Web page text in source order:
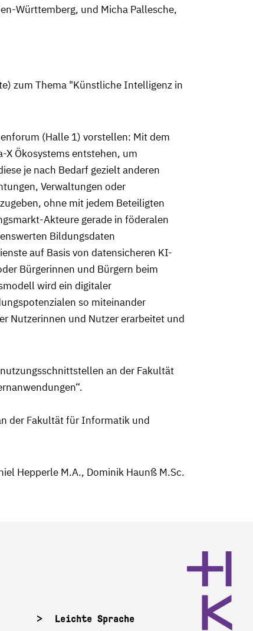
Württemberg, und Micha Pallesche,
zum Thema "Künstliche Intelligenz in
(Halle 1) vorstellen: Mit dem
X Ökosystems entstehen, um
je nach Bedarf gezielt anderen
Verwaltungen oder
ohne mit jedem Beteiligten
Akteure gerade in föderalen
Bildungsdaten
auf Basis von datensicheren KI-
Bürgerinnen und Bürgern beim
wird ein digitaler
so miteinander
Nutzerinnen und Nutzer erarbeitet und
an der Fakultät
der Fakultät für Informatik und
Hepperle M.A., Dominik Haunß M.Sc.
Leichte Sprache